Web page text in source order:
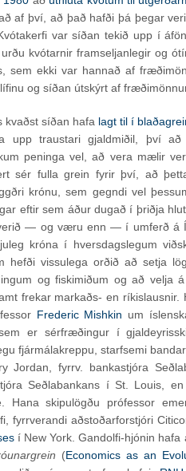
af því, að það hafði þá þegar
var síðan tekið upp í
kvótarnir framseljanlegir og
sem ekki var hannað af
og síðan útskýrt af
kvaðst síðan hafa lagt til í
upp traustari gjaldmiðil, því
peninga vel, að vera mælir
sér fulla grein fyrir því, að
krónu, sem gegndi vel
eftir sem áður dugað í þriðja
— og væru enn — í umferð á
króna í hversdagslegum
hefði vissulega orðið að setja
og fiskimiðum og að velja
frekar markaðs- en
Frederic Mishkin um
er sérfræðingur í
fjármálakreppu, starfsemi
Jordan, fyrrv. bankastjóra
Seðlabankans í St. Louis,
Hana skipulögðu prófessor
fyrrverandi aðstoðarforstjóri
í New York. Gandolfi-hjónin hafa
(Economics as an